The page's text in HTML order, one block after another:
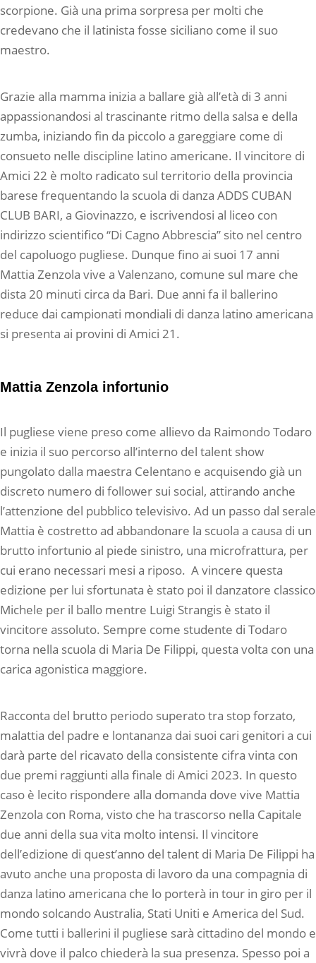
scorpione. Già una prima sorpresa per molti che
credevano che il latinista fosse siciliano come il suo
maestro.
Grazie alla mamma inizia a ballare già all’età di 3 anni
appassionandosi al trascinante ritmo della salsa e della
zumba, iniziando fin da piccolo a gareggiare come di
consueto nelle discipline latino americane. Il vincitore di
Amici 22 è molto radicato sul territorio della provincia
barese frequentando la scuola di danza ADDS CUBAN
CLUB BARI, a Giovinazzo, e iscrivendosi al liceo con
indirizzo scientifico “Di Cagno Abbrescia” sito nel centro
del capoluogo pugliese. Dunque fino ai suoi 17 anni
Mattia Zenzola vive a Valenzano, comune sul mare che
dista 20 minuti circa da Bari. Due anni fa il ballerino
reduce dai campionati mondiali di danza latino americana
si presenta ai provini di Amici 21.
Mattia Zenzola infortunio
Il pugliese viene preso come allievo da Raimondo Todaro
e inizia il suo percorso all’interno del talent show
pungolato dalla maestra Celentano e acquisendo già un
discreto numero di follower sui social, attirando anche
l’attenzione del pubblico televisivo. Ad un passo dal serale
Mattia è costretto ad abbandonare la scuola a causa di un
brutto infortunio al piede sinistro, una microfrattura, per
cui erano necessari mesi a riposo. A vincere questa
edizione per lui sfortunata è stato poi il danzatore classico
Michele per il ballo mentre Luigi Strangis è stato il
vincitore assoluto. Sempre come studente di Todaro
torna nella scuola di Maria De Filippi, questa volta con una
carica agonistica maggiore.
Racconta del brutto periodo superato tra stop forzato,
malattia del padre e lontananza dai suoi cari genitori a cui
darà parte del ricavato della consistente cifra vinta con
due premi raggiunti alla finale di Amici 2023. In questo
caso è lecito rispondere alla domanda dove vive Mattia
Zenzola con Roma, visto che ha trascorso nella Capitale
due anni della sua vita molto intensi. Il vincitore
dell’edizione di quest’anno del talent di Maria De Filippi ha
avuto anche una proposta di lavoro da una compagnia di
danza latino americana che lo porterà in tour in giro per il
mondo solcando Australia, Stati Uniti e America del Sud.
Come tutti i ballerini il pugliese sarà cittadino del mondo e
vivrà dove il palco chiederà la sua presenza. Spesso poi a